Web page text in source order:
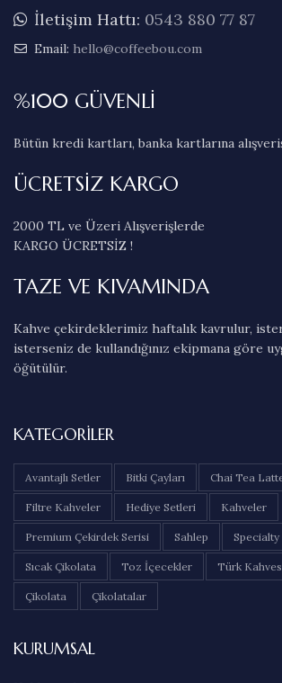
İletişim Hattı: 0543 880 77 87
Email: hello@coffeebou.com
%100 GÜVENLİ
Bütün kredi kartları, banka kartlarına
ÜCRETSİZ KARGO
2000 TL ve Üzeri Alışverişlerde
KARGO ÜCRETSİZ !
TAZE VE KIVAMINDA
Kahve çekirdeklerimiz haftalık kavrulur,
isterseniz de kullandığınız ekipmana göre
öğütülür.
KATEGORILER
Avantajlı Setler Bitki Çayları Chai Tea
Filtre Kahveler Hediye Setleri Kahveler
Premium Çekirdek Serisi Sahlep Specialty
Sıcak Çikolata Toz İçecekler Türk
Çikolata Çikolatalar
KURUMSAL